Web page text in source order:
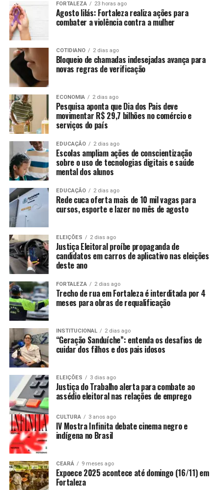
FORTALEZA 23 horas ago
Agosto lilás: Fortaleza realiza ações para
combater a violência contra a mulher
COTIDIANO 2 dias ago
Bloqueio de chamadas indesejadas avança para
novas regras de verificação
ECONOMIA 2 dias ago
Pesquisa aponta que Dia dos Pais deve
movimentar R$ 29,7 bilhões no comércio e
serviços do país
EDUCAÇÃO 2 dias ago
Escolas ampliam ações de conscientização
sobre o uso de tecnologias digitais e saúde
mental dos alunos
EDUCAÇÃO 2 dias ago
Rede cuca oferta mais de 10 mil vagas para
cursos, esporte e lazer no mês de agosto
ELEIÇÕES 2 dias ago
Justiça Eleitoral proíbe propaganda de
candidatos em carros de aplicativo nas eleições
deste ano
FORTALEZA 2 dias ago
Trecho de rua em Fortaleza é interditada por 4
meses para obras de requalificação
INSTITUCIONAL 2 dias ago
“Geração Sanduíche”: entenda os desafios de
cuidar dos filhos e dos pais idosos
ELEIÇÕES 3 dias ago
Justiça do Trabalho alerta para combate ao
assédio eleitoral nas relações de emprego
CULTURA 3 anos ago
IV Mostra Infinita debate cinema negro e
indígena no Brasil
CEARÁ 9 meses ago
Expoece 2025 acontece até domingo (16/11) em
Fortaleza